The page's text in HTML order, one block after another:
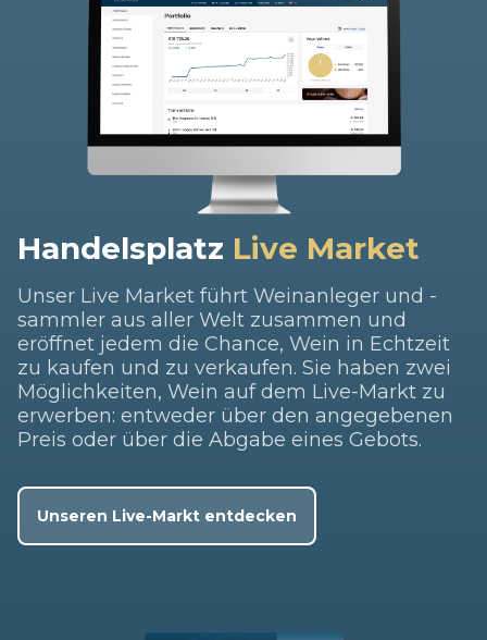
Handelsplatz Live Market
Unser Live Market führt Weinanleger und -
sammler aus aller Welt zusammen und
eröffnet jedem die Chance, Wein in Echtzeit
zu kaufen und zu verkaufen. Sie haben zwei
Möglichkeiten, Wein auf dem Live-Markt zu
erwerben: entweder über den angegebenen
Preis oder über die Abgabe eines Gebots.
Unseren Live-Markt entdecken